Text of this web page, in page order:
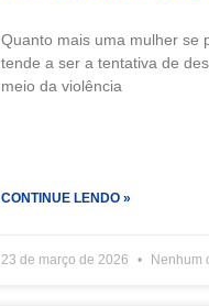
Quanto mais uma mulher se
tende a ser a tentativa de
meio da violência
CONTINUE LENDO »
23 de março de 2026 Nenhum